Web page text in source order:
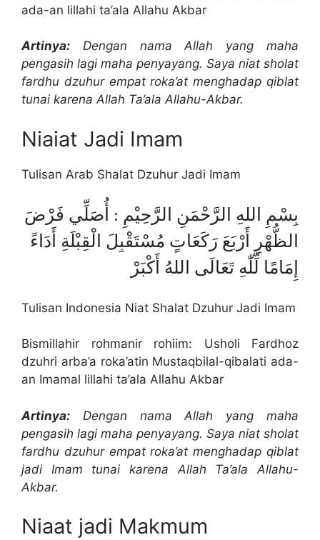
ada-an lillahi ta’ala Allahu Akbar
Artinya: Dengan nama Allah yang maha
pengasih lagi maha penyayang. Saya niat sholat
fardhu dzuhur empat roka’at menghadap qiblat
tunai karena Allah Ta’ala Allahu-Akbar.
Niaiat Jadi Imam
Tulisan Arab Shalat Dzuhur Jadi Imam
بِسْمِ اللهِ الرَّحْمَنِ الرَّحِيْمِ : أُصَلِّي فَرْضَ
الظُّهْرِ أَرْبَعَ رَكَعَاتٍ مُسْتَقْبِلَ الْقِبْلَةِ أَدَاءً
إِمَامًا لِّلّٰهِ تَعَالَى اللهُ أَكْبَرْ
Tulisan Indonesia Niat Shalat Dzuhur Jadi Imam
Bismillahir rohmanir rohiim: Usholi Fardhoz
dzuhri arba’a roka’atin Mustaqbilal-qibalati ada-
an Imamal lillahi ta’ala Allahu Akbar
Artinya: Dengan nama Allah yang maha
pengasih lagi maha penyayang. Saya niat sholat
fardhu dzuhur empat roka’at menghadap qiblat
jadi Imam tunai karena Allah Ta’ala Allahu-
Akbar.
Niaat jadi Makmum